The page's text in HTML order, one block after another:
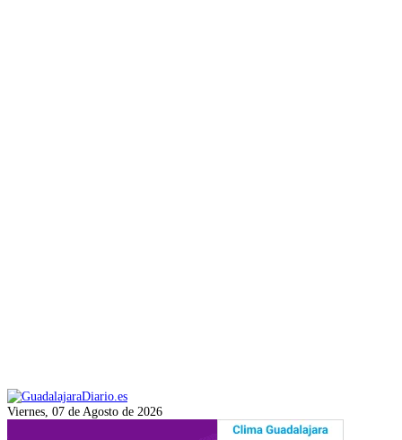
Viernes, 07 de Agosto de 2026